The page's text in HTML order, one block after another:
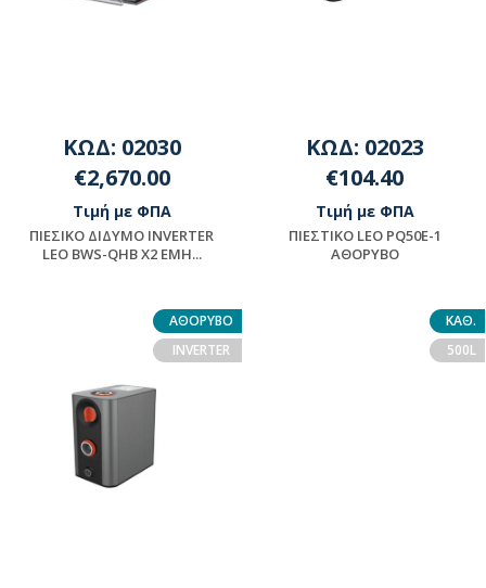
ΚΩΔ: 02030
€2,670.00
Τιμή με ΦΠΑ
ΠΙΕΣΙΚΟ ΔΙΔΥΜΟ INVERTER
LEO BWS-QHB X2 EMH...
ΚΩΔ: 02023
€104.40
Τιμή με ΦΠΑ
ΠΙΕΣΤΙΚΟ LEO PQ50E-1
ΑΘΟΡΥΒΟ
ΑΘΟΡΥΒΟ
INVERTER
ΚΑΘ.
500L